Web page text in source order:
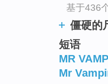
基于436
僵硬的
短语
MR
Mr